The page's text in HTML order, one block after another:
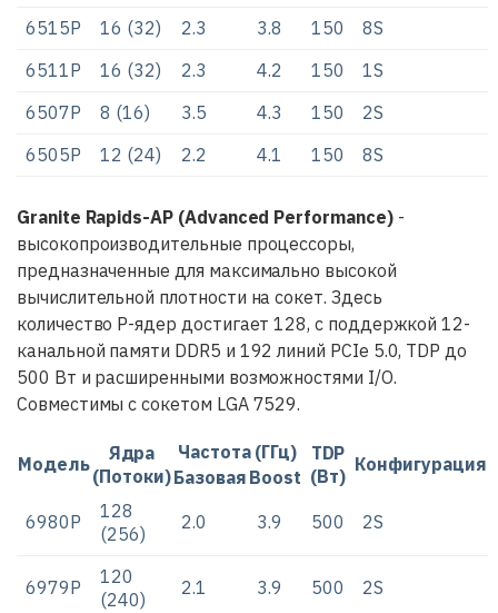
6515P 16 (32) 2.3 3.8 150
8S
6511P
16 (32) 2.3 4.2 150
1S
6507P
8 (16) 3.5 4.3 150
2S
6505P
12 (24) 2.2 4.1 150 8S
Granite Rapids-AP (Advanced Performance)-
высокопроизводительные процессоры,
предназначенные для максимально высокой
вычислительной плотности на сокет. Здесь
количество P-ядер достигает 128, с поддержкой 12-
канальной памяти DDR5 и 192 линий PCIe 5.0, TDP до
500 Вт и расширенными возможностями I/O.
Совместимы с сокетом LGA 7529.
Модель
Ядра
(Потоки)
Частота (ГГц)
TDP
(Вт)
Конфигурация
Базовая Boost
6980P
128
(256)
2.0 3.9 500 2S
6979P
120
(240)
2.1 3.9 500 2S